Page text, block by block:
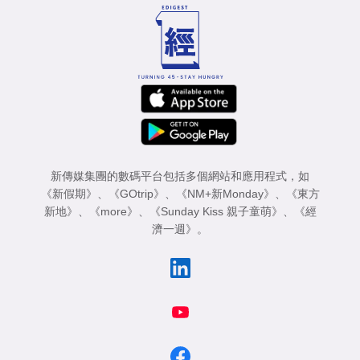
新傳媒集團的數碼平台包括多個網站和應用程式，如
《新假期》 、 《GOtrip》 、 《NM+新Monday》 、
《東方
新地》 、 《more》 、 《Sunday Kiss 親子童萌》 、
《經
濟一週》 。